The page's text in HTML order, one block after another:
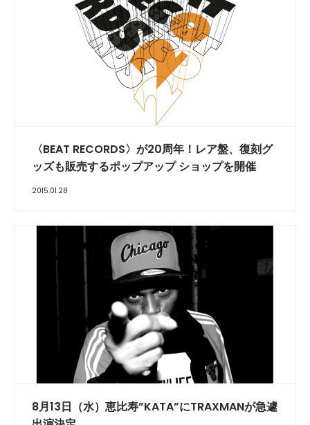
〈BEAT RECORDS〉が20周年！レア盤、復刻グ
ッズも販売するポップアップ ショップを開催
2015.01.28
8月13日（水）恵比寿”KATA”にTRAXMANが急遽